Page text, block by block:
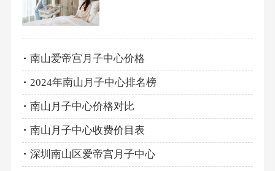
南山爱帝宫月子中心价格
2024年南山月子中心排名榜
南山月子中心价格对比
南山月子中心收费价目表
深圳南山区爱帝宫月子中心